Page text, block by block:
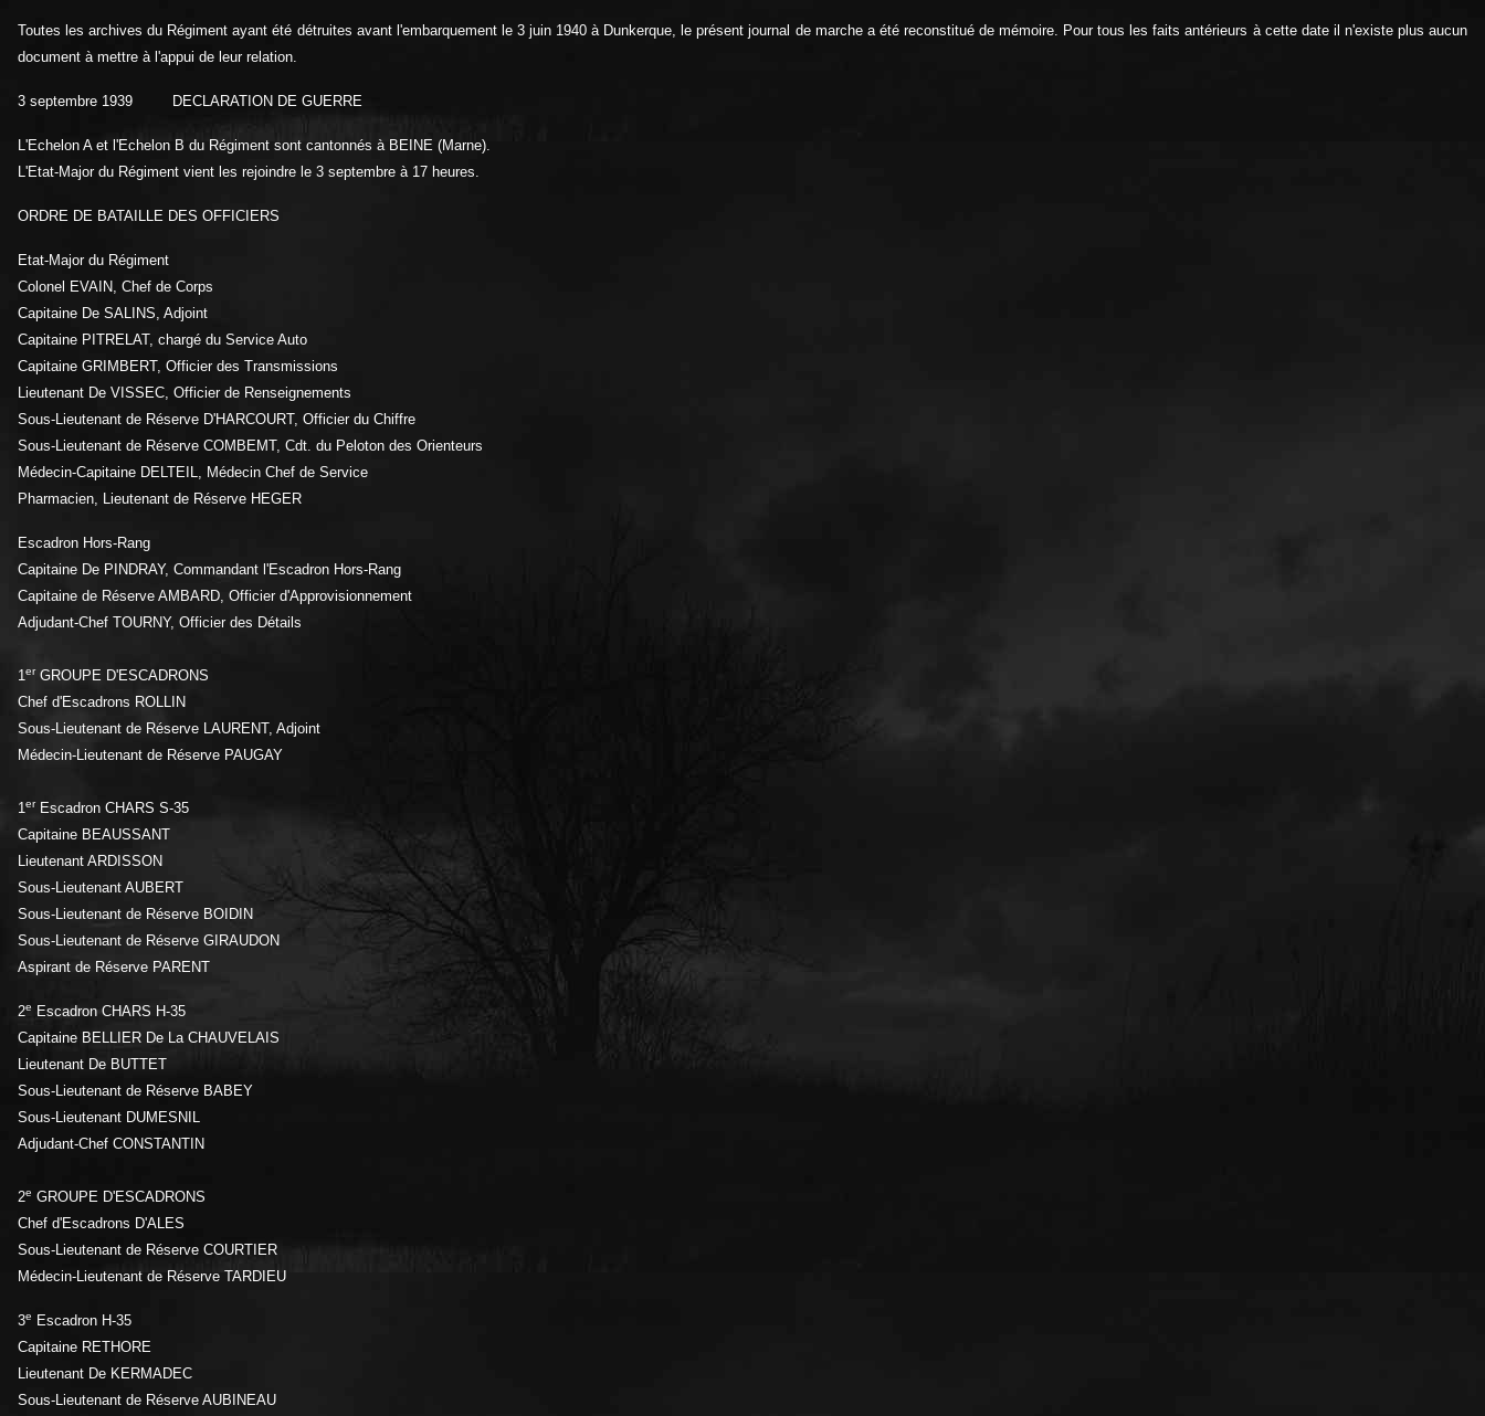
Toutes les archives du Régiment ayant été détruites avant l'embarquement le 3 juin 1940 à Dunkerque, le présent journal de marche a été reconstitué de mémoire. Pour tous les faits antérieurs à cette date il n'existe plus aucun
document à mettre à l'appui de leur relation.
3 septembre 1939 DECLARATION DE GUERRE
L'Echelon A et l'Echelon B du Régiment sont cantonnés à BEINE (Marne).
L'Etat-Major du Régiment vient les rejoindre le 3 septembre à 17 heures.
ORDRE DE BATAILLE DES OFFICIERS
Etat-Major du Régiment
Colonel EVAIN, Chef de Corps
Capitaine De SALINS, Adjoint
Capitaine PITRELAT, chargé du Service Auto
Capitaine GRIMBERT, Officier des Transmissions
Lieutenant De VISSEC, Officier de Renseignements
Sous-Lieutenant de Réserve D'HARCOURT, Officier du Chiffre
Sous-Lieutenant de Réserve COMBEMT, Cdt. du Peloton des Orienteurs
Médecin-Capitaine DELTEIL, Médecin Chef de Service
Pharmacien, Lieutenant de Réserve HEGER
Escadron Hors-Rang
Capitaine De PINDRAY, Commandant l'Escadron Hors-Rang
Capitaine de Réserve AMBARD, Officier d'Approvisionnement
Adjudant-Chef TOURNY, Officier des Détails
1erGROUPE D'ESCADRONS
Chef d'Escadrons ROLLIN
Sous-Lieutenant de Réserve LAURENT, Adjoint
Médecin-Lieutenant de Réserve PAUGAY
1erEscadron CHARS S-35
Capitaine BEAUSSANT
Lieutenant ARDISSON
Sous-Lieutenant AUBERT
Sous-Lieutenant de Réserve BOIDIN
Sous-Lieutenant de Réserve GIRAUDON
Aspirant de Réserve PARENT
2e Escadron CHARS H-35
Capitaine BELLIER De La CHAUVELAIS
Lieutenant De BUTTET
Sous-Lieutenant de Réserve BABEY
Sous-Lieutenant DUMESNIL
Adjudant-Chef CONSTANTIN
2e GROUPE D'ESCADRONS
Chef d'Escadrons D'ALES
Sous-Lieutenant de Réserve COURTIER
Médecin-Lieutenant de Réserve TARDIEU
3e Escadron H-35
Capitaine RETHORE
Lieutenant De KERMADEC
Sous-Lieutenant de Réserve AUBINEAU